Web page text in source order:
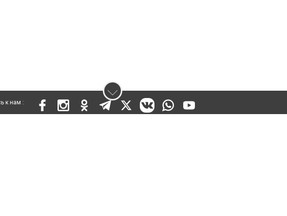
к нам :